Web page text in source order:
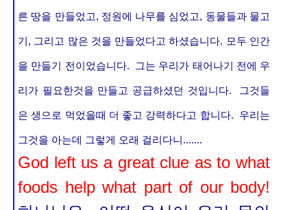
른 땅을 만들었고, 정원에 나무를 심었고, 동물들과 물고
기, 그리고 많은 것을 만들었다고 하셨습니다. 모두 인간
을 만들기 전이었습니다. 그는 우리가 태어나기 전에 우
리가 필요한것을 만들고 공급하셨던 것입니다. 그것들
은 생으로 먹었을때 더 좋고 강력하다고 합니다. 우리는
그것을 아는데 그렇게 오래 걸리다니.......
God left us a great clue as to what
foods help what part of our body!